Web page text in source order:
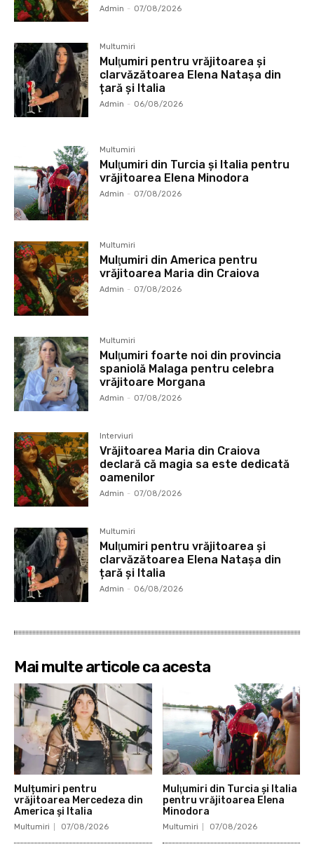
Admin - 07/08/2026
Multumiri
Mulţumiri pentru vrăjitoarea și
clarvăzătoarea Elena Natașa din
țară și Italia
Admin - 06/08/2026
Multumiri
Mulţumiri din Turcia și Italia pentru
vrăjitoarea Elena Minodora
Admin - 07/08/2026
Multumiri
Mulţumiri din America pentru
vrăjitoarea Maria din Craiova
Admin - 07/08/2026
Multumiri
Mulţumiri foarte noi din provincia
spaniolă Malaga pentru celebra
vrăjitoare Morgana
Admin - 07/08/2026
Interviuri
Vrăjitoarea Maria din Craiova
declară că magia sa este dedicată
oamenilor
Admin - 07/08/2026
Multumiri
Mulţumiri pentru vrăjitoarea și
clarvăzătoarea Elena Natașa din
țară și Italia
Admin - 06/08/2026
Mai multe articole ca acesta
Mulțumiri pentru
vrăjitoarea Mercedeza din
America și Italia
Multumiri 07/08/2026
Mulţumiri din Turcia și Italia
pentru vrăjitoarea Elena
Minodora
Multumiri 07/08/2026